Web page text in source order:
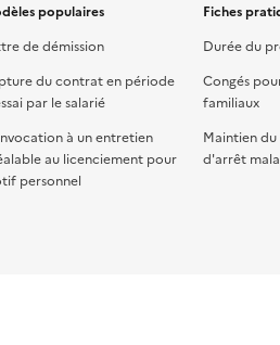
populaires
de démission
du contrat en période
par le salarié
à un entretien
au licenciement pour
personnel
Fiches
Durée du
Congés
familiaux
Maintien du
d'arrêt